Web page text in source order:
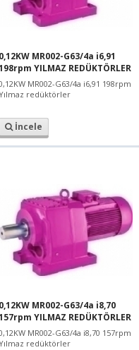
0,12KW MR002-G63/4a i6,91
YILMAZ REDÜKTÖRLER
MR002-G63/4a i6,91 198rpm
redüktörler
İncele
0,12KW MR002-G63/4a i8,70
YILMAZ REDÜKTÖRLER
MR002-G63/4a i8,70 157rpm
redüktörler